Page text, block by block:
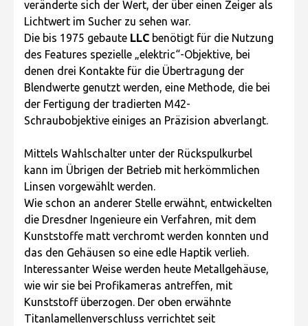
veränderte sich der Wert, der über einen Zeiger als
Lichtwert im Sucher zu sehen war.
Die bis 1975 gebaute LLC benötigt für die Nutzung
des Features spezielle „elektric“-Objektive, bei
denen drei Kontakte für die Übertragung der
Blendwerte genutzt werden, eine Methode, die bei
der Fertigung der tradierten M42-
Schraubobjektive einiges an Präzision abverlangt.
Mittels Wahlschalter unter der Rückspulkurbel
kann im Übrigen der Betrieb mit herkömmlichen
Linsen vorgewählt werden.
Wie schon an anderer Stelle erwähnt, entwickelten
die Dresdner Ingenieure ein Verfahren, mit dem
Kunststoffe matt verchromt werden konnten und
das den Gehäusen so eine edle Haptik verlieh.
Interessanter Weise werden heute Metallgehäuse,
wie wir sie bei Profikameras antreffen, mit
Kunststoff überzogen. Der oben erwähnte
Titanlamellenverschluss verrichtet seit